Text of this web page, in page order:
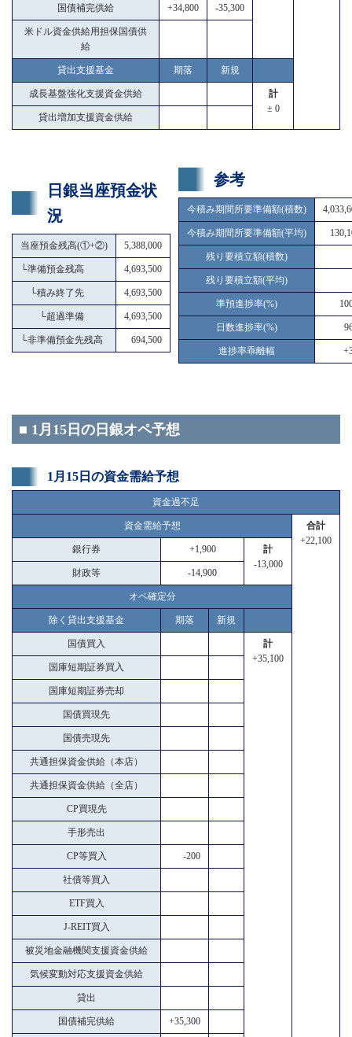
国債補完供給 +34,800 -35,300
米ドル資金供給用担保国債供
給
貸出支援基金 期落 新規
成長基盤強化支援資金供給
計
± 0
貸出増加支援資金供給
日銀当座預金状
況
当座預金残高(①+②) 5,388,000
└準備預金残高 4,693,500
└積み終了先 4,693,500
└超過準備 4,693,500
└非準備預金先残高 694,500
参考
今積み期間所要準備額(積数)
今積み期間所要準備額(平均)
残り要積立額(積数)
残り要積立額(平均)
準預進捗率(%)
日数進捗率(%)
進捗率乖離幅
■ 1月15日の日銀オペ予想
1月15日の資金需給予想
資金過不足
資金需給予想
合計
+22,100
銀行券 +1,900
計
-13,000
財政等 -14,900
オペ確定分
除く貸出支援基金 期落 新規
国債買入
計
+35,100
国庫短期証券買入
国庫短期証券売却
国債買現先
国債売現先
共通担保資金供給（本店）
共通担保資金供給（全店）
CP買現先
手形売出
CP等買入 -200
社債等買入
ETF買入
J-REIT買入
被災地金融機関支援資金供給
気候変動対応支援資金供給
貸出
国債補完供給 +35,300